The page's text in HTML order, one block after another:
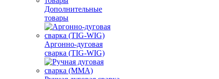
Дополнительные
товары
Аргонно-дуговая
сварка (TIG-WIG)